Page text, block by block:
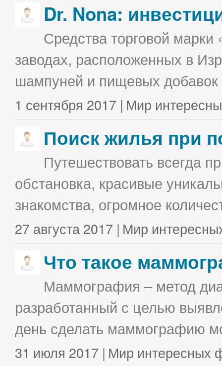
Dr. Nona:
Средства торговой
заводах, расположенных в
шампуней и пищевых
1 сентября 2017 | Мир
Поиск жилья при
Путешествовать всегда
обстановка, красивые
знакомства, огромное
27 августа 2017 | Мир
Что такое
Маммография – метод
разработанный с целью
день сделать маммографию
31 июля 2017 | Мир интересных